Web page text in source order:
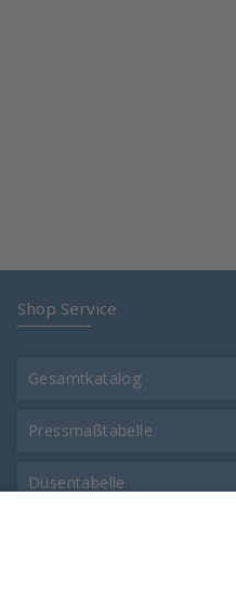
Shop Service
Gesamtkatalog
Pressmaßtabelle
Düsentabelle